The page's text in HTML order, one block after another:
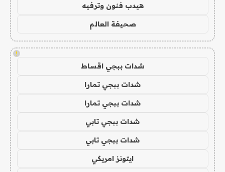
هيدب فنون وترفيه
صحيفة العالم
!
شدات ببجي اقساط
شدات ببجي تمارا
شدات ببجي تمارا
شدات ببجي تابي
شدات ببجي تابي
ايتونز امريكي